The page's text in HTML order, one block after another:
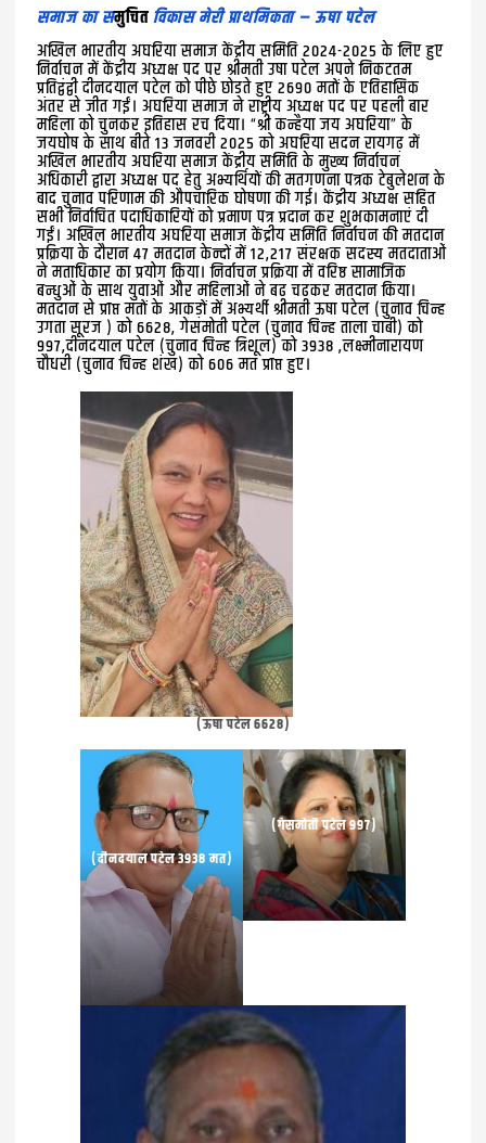
समाज का समुचितविकास मेरी प्राथमिकता – ऊषा पटेल
अखिल भारतीय अघरिया समाज केंद्रीय समिति 2024-2025 के लिए हुए
निर्वाचन में केंद्रीय अध्यक्ष पद पर श्रीमती उषा पटेल अपने निकटतम
प्रतिद्वंद्वी दीनदयाल पटेल को पीछे छोड़ते हुए 2690 मतों के एतिहासिक
अंतर से जीत गईं। अघरिया समाज ने राष्ट्रीय अध्यक्ष पद पर पहली बार
महिला को चुनकर इतिहास रच दिया। “श्री कन्हैया जय अघरिया” के
जयघोष के साथ बीते 13 जनवरी 2025 को अघरिया सदन रायगढ़ में
अखिल भारतीय अघरिया समाज केंद्रीय समिति के मुख्य निर्वाचन
अधिकारी द्वारा अध्यक्ष पद हेतु अभ्यर्थियों की मतगणना पत्रक टेबुलेशन के
बाद चुनाव परिणाम की औपचारिक घोषणा की गई। केंद्रीय अध्यक्ष सहित
सभी निर्वाचित पदाधिकारियों को प्रमाण पत्र प्रदान कर शुभकामनाएं दी
गईं। अखिल भारतीय अघरिया समाज केंद्रीय समिति निर्वाचन की मतदान
प्रक्रिया के दौरान 47 मतदान केन्दों में 12,217 संरक्षक सदस्य मतदाताओं
ने मताधिकार का प्रयोग किया। निर्वाचन प्रक्रिया में वरिष्ठ सामाजिक
बन्धुओं के साथ युवाओं और महिलाओं ने बढ़ चढ़कर मतदान किया।
मतदान से प्राप्त मतों के आकड़ों में अभ्यर्थी श्रीमती ऊषा पटेल (चुनाव चिन्ह
उगता सूरज ) को 6628, गेसमोती पटेल (चुनाव चिन्ह ताला चाबी) को
997,दीनदयाल पटेल (चुनाव चिन्ह त्रिशूल) को 3938 ,लक्ष्मीनारायण
चौधरी (चुनाव चिन्ह शंख) को 606 मत प्राप्त हुए।
(ऊषा पटेल 6628)
(दीनदयाल पटेल 3938 मत)
(गेसमोती पटेल 997)